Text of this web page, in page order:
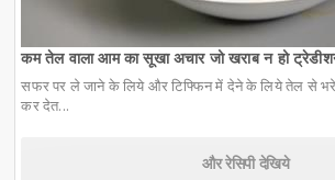
कम तेल वाला आम का सूखा अचार जो खराब न हो
सफर पर ले जाने के लिये और टिफ्फिन में देने के लिये तेल से
कर देत...
और रेसिपी देखिये